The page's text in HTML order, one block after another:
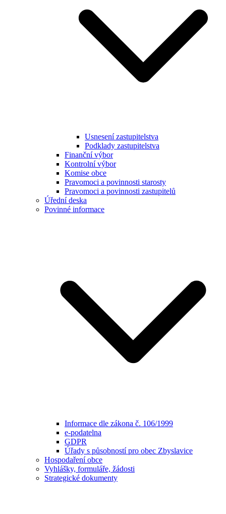
Usnesení zastupitelstva
Podklady zastupitelstva
Finanční výbor
Kontrolní výbor
Komise obce
Pravomoci a povinnosti starosty
Pravomoci a povinnosti zastupitelů
Úřední deska
Povinné informace
Informace dle zákona č. 106/1999
e-podatelna
GDPR
Úřady s působností pro obec Zbyslavice
Hospodaření obce
Vyhlášky, formuláře, žádosti
Strategické dokumenty